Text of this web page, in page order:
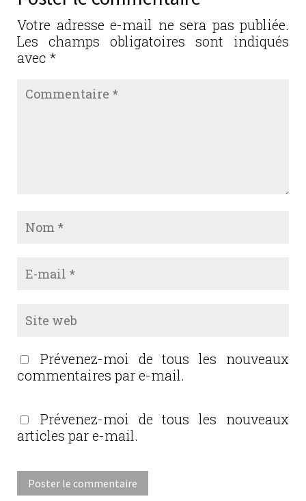
o
o
k
n
Votre adresse e-mail ne sera pas publiée.
Les champs obligatoires sont indiqués
avec *
Prévenez-moi de tous les nouveaux
commentaires par e-mail.
Prévenez-moi de tous les nouveaux
articles par e-mail.